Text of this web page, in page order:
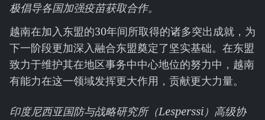
极倡导各国加强疫苗获取合作。
越南在加入东盟的30年间所取得的诸多突出成就，为
下一阶段更加深入融合东盟奠定了坚实基础。在东盟
致力于维护其在地区事务中中心地位的努力中，越南
有能力在这一领域发挥更大作用，贡献更大力量。
印度尼西亚国防与战略研究所（Lesperssi）高级协